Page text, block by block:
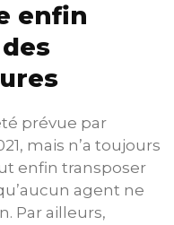
enfin
prévue par
mais n’a toujours
enfin transposer
agent ne
Par ailleurs,